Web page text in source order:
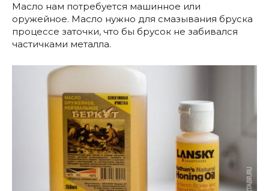
Масло нам потребуется машинное или
оружейное. Масло нужно для смазывания бруска
процессе заточки, что бы брусок не забивался
частичками металла.